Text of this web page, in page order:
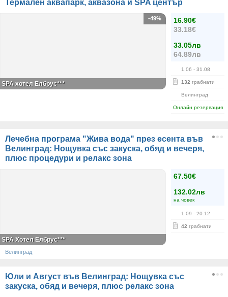
Термален аквапарк, аквазона и SPA център
16.90€
33.18€
33.05лв
64.89лв
1.06 - 31.08
132 грабнати
Велинград
Онлайн резервация
-49%
SPA хотел Елбрус***
Лечебна програма "Жива вода" през есента във
Велинград: Нощувка със закуска, обяд и вечеря,
плюс процедури и релакс зона
67.50€
132.02лв
на човек
1.09 - 20.12
42 грабнати
SPA Хотел Елбрус***
Велинград
Юли и Август във Велинград: Нощувка със
закуска, обяд и вечеря, плюс релакс зона